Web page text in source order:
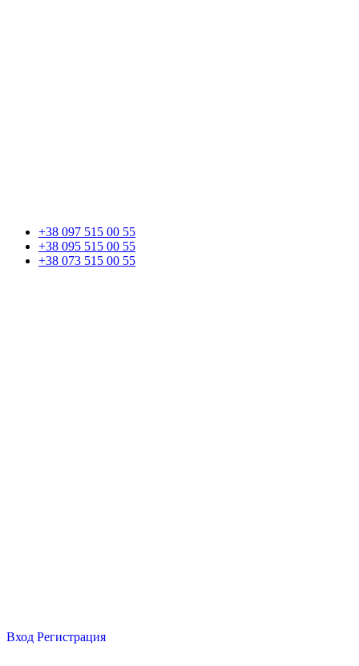
+38 097 515 00 55
+38 095 515 00 55
+38 073 515 00 55
Вход Регистрация